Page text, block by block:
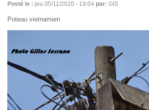
Posté le : jeu 05/11/2020 - 19:04 par: GIS
Poteau vietnamien